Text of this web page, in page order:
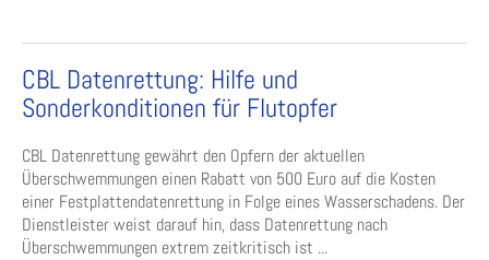
CBL Datenrettung: Hilfe und
Sonderkonditionen für Flutopfer
CBL Datenrettung gewährt den Opfern der aktuellen
Überschwemmungen einen Rabatt von 500 Euro auf die Kosten
einer Festplattendatenrettung in Folge eines Wasserschadens. Der
Dienstleister weist darauf hin, dass Datenrettung nach
Überschwemmungen extrem zeitkritisch ist ...